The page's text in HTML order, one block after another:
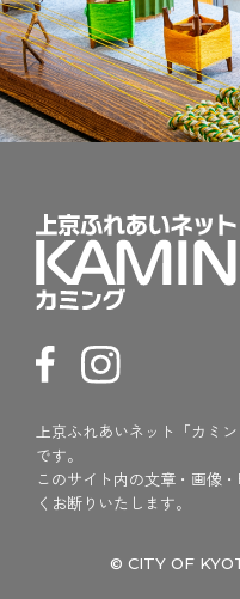
上京ふれあいネット「カミ
です。
このサイト内の文章・画像
くお断りいたします。
© CITY OF